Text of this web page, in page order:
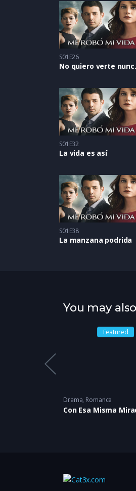
S01E26
No
S01E32
La vida es así
S01E38
La manzana podrida
You may
Featured
Drama, Romance
Con Esa Misma